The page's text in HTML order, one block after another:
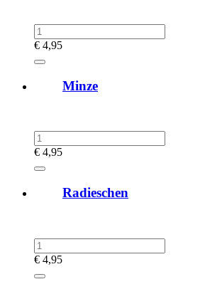
€ 4,95
Minze
€ 4,95
Radieschen
€ 4,95